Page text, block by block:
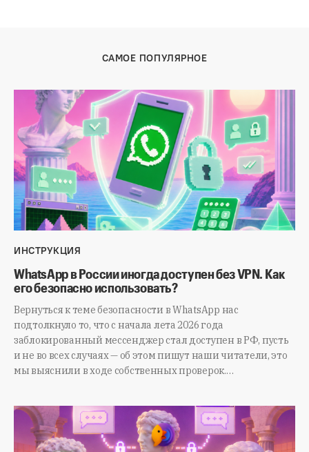
САМОЕ ПОПУЛЯРНОЕ
ИНСТРУКЦИЯ
WhatsApp в России иногда доступен без VPN. Как
его безопасно использовать?
Вернуться к теме безопасности в WhatsApp нас
подтолкнуло то, что с начала лета 2026 года
заблокированный мессенджер стал доступен в РФ, пусть
и не во всех случаях — об этом пишут наши читатели, это
мы выяснили в ходе собственных проверок.…